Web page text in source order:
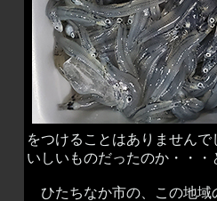
をつけることはありません
いしいものだったのか・・
ひたちなか市の、この地域